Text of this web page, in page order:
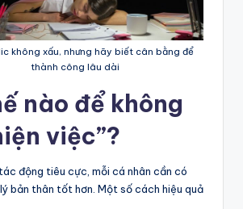
không xấu, nhưng hãy biết cân bằng để
thành công lâu dài
nào để không
việc”?
động tiêu cực, mỗi cá nhân cần có
bản thân tốt hơn. Một số cách hiệu quả